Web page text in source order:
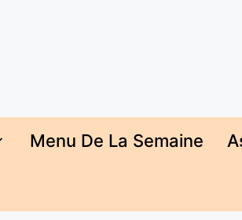
Menu De La Semaine